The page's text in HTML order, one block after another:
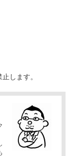
します。